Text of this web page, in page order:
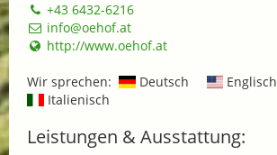
+43 6432-6216
info@oehof.at
http://www.oehof.at
Wir sprechen: Deutsch
Englisch
Italienisch
Leistungen & Ausstattung: